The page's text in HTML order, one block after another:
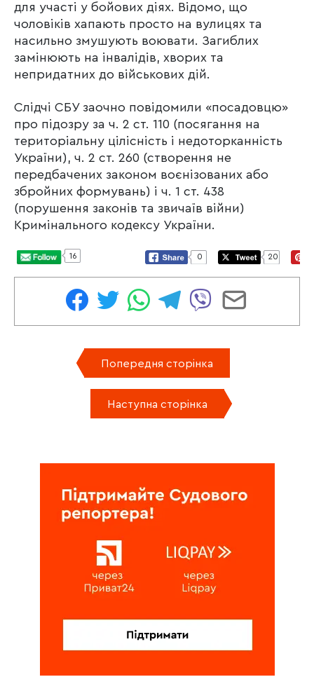
для участі у бойових діях. Відомо, що
чоловіків хапають просто на вулицях та
насильно змушують воювати. Загиблих
замінюють на інвалідів, хворих та
непридатних до військових дій.
Слідчі СБУ заочно повідомили «посадовцю»
про підозру за ч. 2 ст. 110 (посягання на
територіальну цілісність і недоторканність
України), ч. 2 ст. 260 (створення не
передбачених законом воєнізованих або
збройних формувань) і ч. 1 ст. 438
(порушення законів та звичаїв війни)
Кримінального кодексу України.
16 0 20
Попередня сторінка
Наступна сторінка